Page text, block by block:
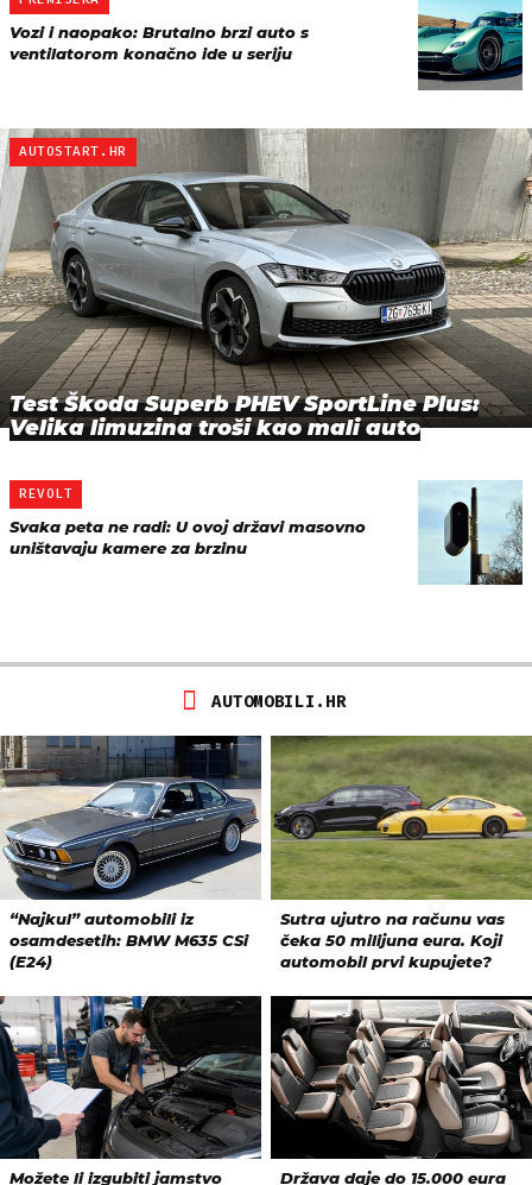
Vozi i naopako: Brutalno brzi auto s
ventilatorom konačno ide u seriju
AUTOSTART.HR
Test Škoda Superb PHEV SportLine Plus:
Velika limuzina troši kao mali auto
REVOLT
Svaka peta ne radi: U ovoj državi masovno
uništavaju kamere za brzinu